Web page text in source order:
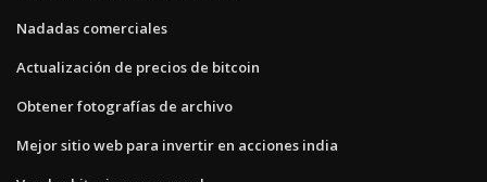
Nadadas comerciales
Actualización de precios de bitcoin
Obtener fotografías de archivo
Mejor sitio web para invertir en acciones india